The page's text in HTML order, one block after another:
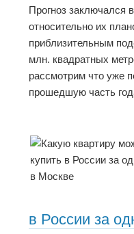
Прогноз заключался
относительно их
приблизительным
млн. квадратных
рассмотрим что уже
прошедшую часть
в России за